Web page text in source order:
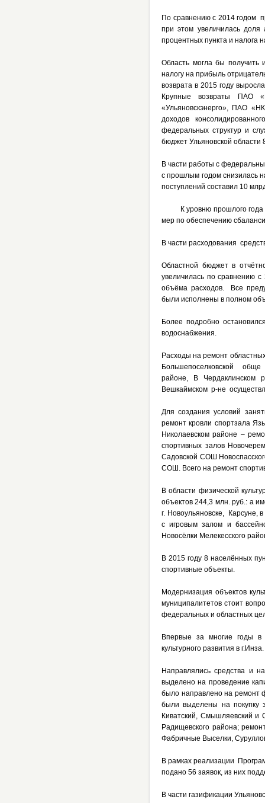
По сравнению с 2014 годом
при этом увеличилась
процентных пункта и налога
Область могла бы
налогу на прибыль
возврата в 2015 году
Крупные возвраты ПАО
«Ульяновскэнерго», ПАО
доходов
федеральных структур и
бюджет Ульяновской области
В части работы с
с прошлым годом снизилась
поступлений составил 10
К уровню прошлого года
мер по обеспечению
В части расходования
Областной бюджет в
увеличилась по сравнению
объёма расходов. Все
были исполнены в полном
Более подробно
водоснабжения.
Расходы на ремонт
Большепоселковской
районе, В
Вешкаймском р-не
Для создания условий
ремонт кровли спортзала
Николаевском районе –
спортивных залов
Садовской СОШ
СОШ. Всего на ремонт
В области физической
объектов 244,3 млн. руб.: а
г. Новоульяновске, Карсуне,
с игровым залом и
Новосёлки Мелекесского
В 2015 году 8 населённых
спортивные объекты.
Модернизация объектов
муниципалитетов стоит
федеральных и областных
Впервые за многие годы в
культурного развития в г.Инза.
Направлялись средства и
выделено на проведение
было направлено на ремонт
были выделены на покупку
Киватский, Смышляевский и
Радищевского района;
Фабричные Выселки,
В рамках реализации
подано 56 заявок, из них
В части газификации